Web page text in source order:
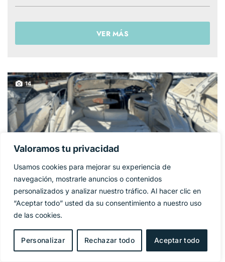
Valoramos tu privacidad
Usamos cookies para mejorar su experiencia de
navegación, mostrarle anuncios o contenidos
personalizados y analizar nuestro tráfico. Al hacer clic en
“Aceptar todo” usted da su consentimiento a nuestro uso
de las cookies.
Personalizar Rechazar todo Aceptar todo
VER MÁS
14
GOBBI ATLANTIS
42